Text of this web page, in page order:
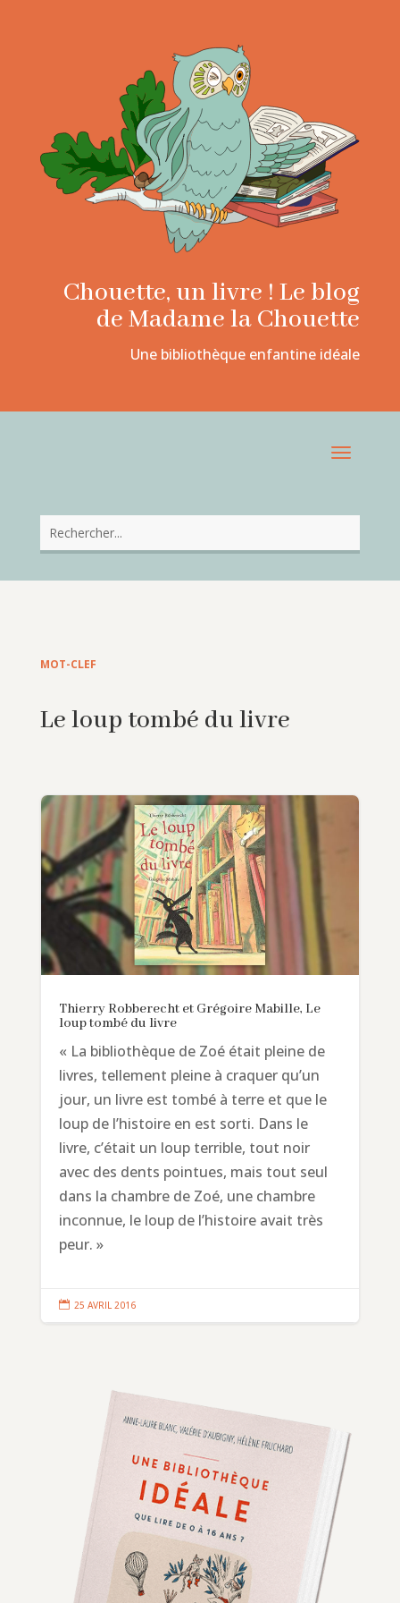
Chouette, un livre ! Le blog
de Madame la Chouette
Une bibliothèque enfantine idéale
MOT-CLEF
Le loup tombé du livre
Thierry Robberecht et Grégoire Mabille, Le
loup tombé du livre
« La bibliothèque de Zoé était pleine de
livres, tellement pleine à craquer qu’un
jour, un livre est tombé à terre et que le
loup de l’histoire en est sorti. Dans le
livre, c’était un loup terrible, tout noir
avec des dents pointues, mais tout seul
dans la chambre de Zoé, une chambre
inconnue, le loup de l’histoire avait très
peur. »
 25 AVRIL 2016